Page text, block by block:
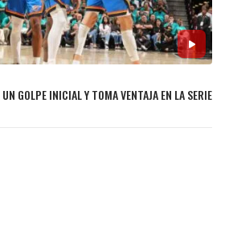
GOLPE INICIAL Y TOMA VENTAJA EN LA SERIE